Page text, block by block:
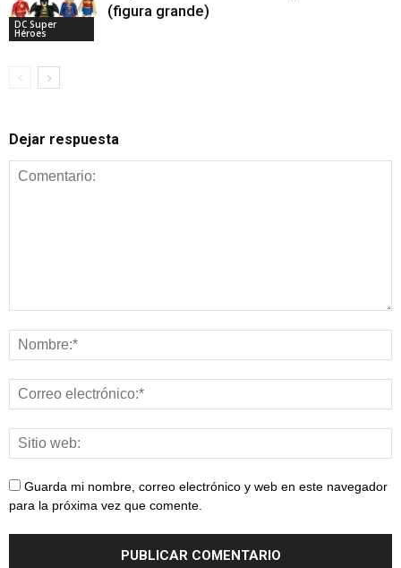
DC Super
Héroes
(figura grande)
Dejar respuesta
Guarda mi nombre, correo electrónico y web en este navegador
para la próxima vez que comente.